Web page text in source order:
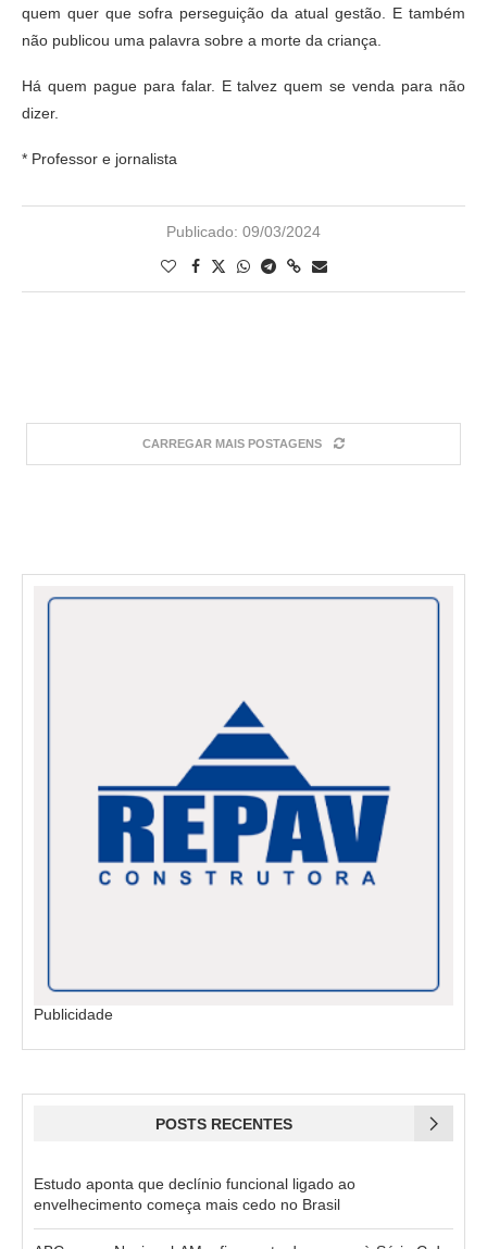
quem quer que sofra perseguição da atual gestão. E também
não publicou uma palavra sobre a morte da criança.
Há quem pague para falar. E talvez quem se venda para não
dizer.
* Professor e jornalista
Publicado: 09/03/2024
CARREGAR MAIS POSTAGENS
Publicidade
POSTS RECENTES
Estudo aponta que declínio funcional ligado ao
envelhecimento começa mais cedo no Brasil